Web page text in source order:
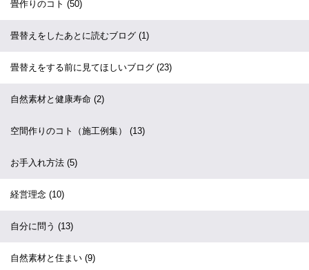
畳作りのコト (50)
畳替えをしたあとに読むブログ (1)
畳替えをする前に見てほしいブログ (23)
自然素材と健康寿命 (2)
空間作りのコト（施工例集） (13)
お手入れ方法 (5)
経営理念 (10)
自分に問う (13)
自然素材と住まい (9)